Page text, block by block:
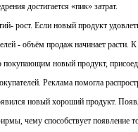
достигается «пик» затрат.
рост. Если новый продукт
- объём продаж начинает расти.
покупающим новый продукт,
Реклама помогла
новый хороший продукт.
чему способствует появление